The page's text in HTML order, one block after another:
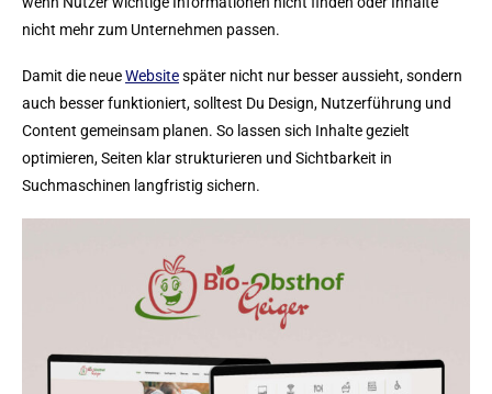
nicht mehr zum Unternehmen passen.
Damit die neueWebsitespäter nicht nur besser aussieht, sondern
auch besser funktioniert, solltest Du Design, Nutzerführung und
Content gemeinsam planen. So lassen sich Inhalte gezielt
optimieren, Seiten klar strukturieren und Sichtbarkeit in
Suchmaschinen langfristig sichern.